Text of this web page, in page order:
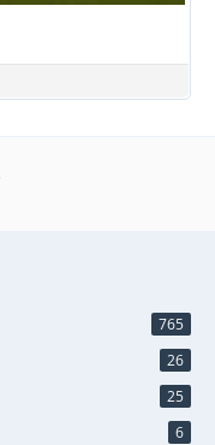
765
26
25
6